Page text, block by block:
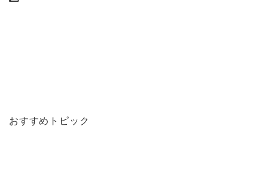
おすすめトピック